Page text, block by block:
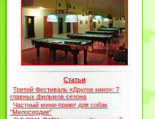
Статьи
Третий Фестиваль «Другое кино»: 7
главных фильмов сезона
Частный мини-приют для собак
"Милосердие"